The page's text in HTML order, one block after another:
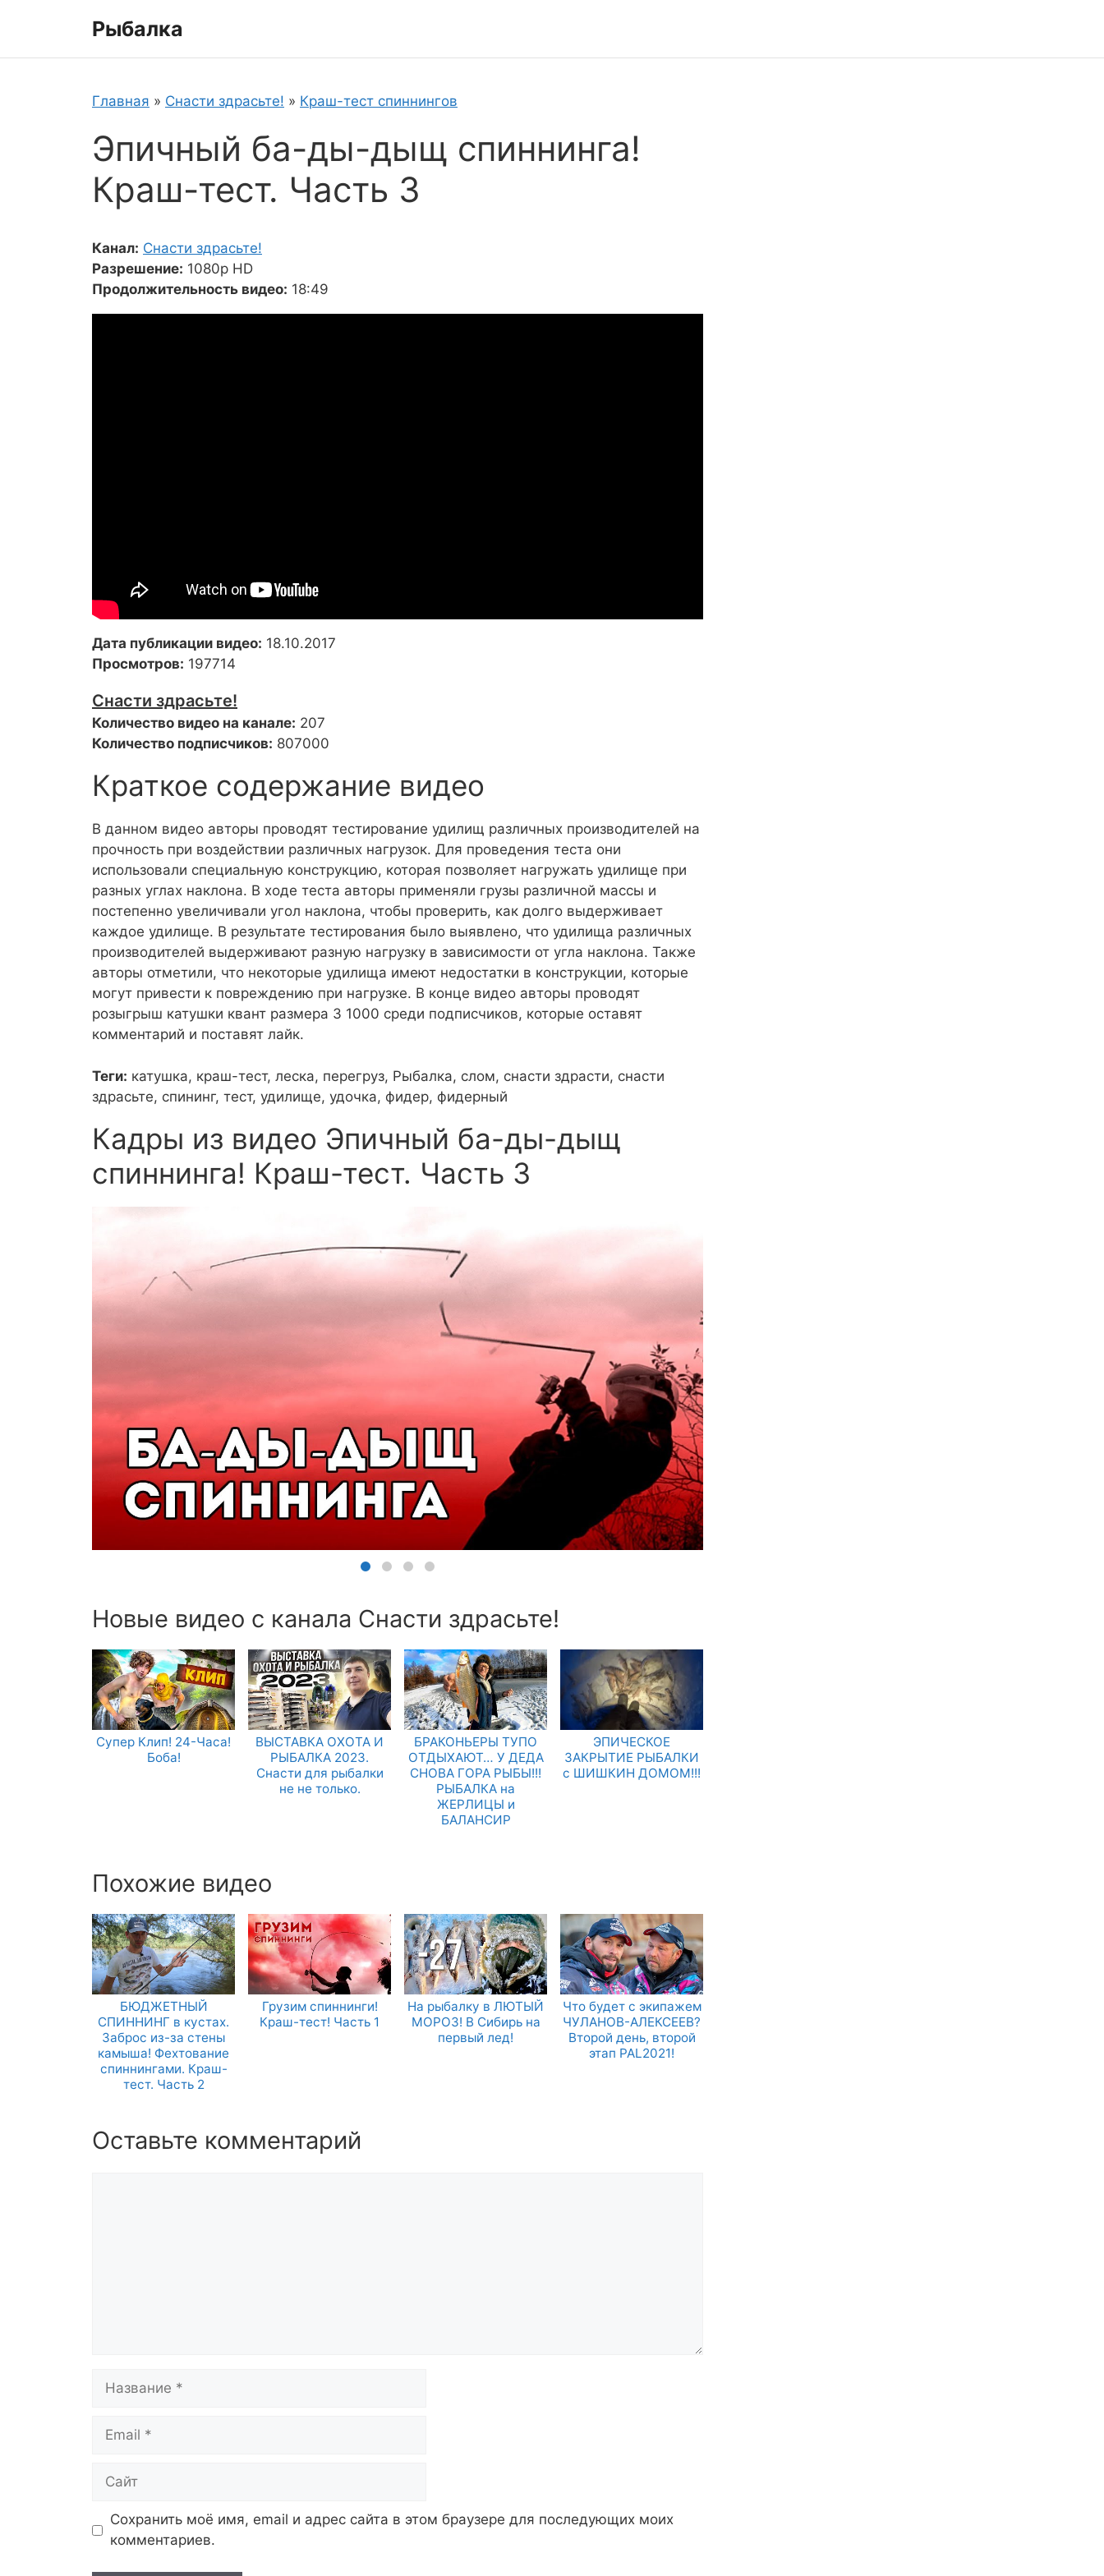
Рыбалка
Главная » Снасти здрасьте! » Краш-тест спиннингов
Эпичный ба-ды-дыщ спиннинга!
Краш-тест. Часть 3
Канал: Снасти здрасьте!
Разрешение: 1080p HD
Продолжительность видео: 18:49
Дата публикации видео: 18.10.2017
Просмотров: 197714
Снасти здрасьте!
Количество видео на канале: 207
Количество подписчиков: 807000
Краткое содержание видео
В данном видео авторы проводят тестирование удилищ различных производителей на
прочность при воздействии различных нагрузок. Для проведения теста они
использовали специальную конструкцию, которая позволяет нагружать удилище при
разных углах наклона. В ходе теста авторы применяли грузы различной массы и
постепенно увеличивали угол наклона, чтобы проверить, как долго выдерживает
каждое удилище. В результате тестирования было выявлено, что удилища различных
производителей выдерживают разную нагрузку в зависимости от угла наклона. Также
авторы отметили, что некоторые удилища имеют недостатки в конструкции, которые
могут привести к повреждению при нагрузке. В конце видео авторы проводят
розыгрыш катушки квант размера 3 1000 среди подписчиков, которые оставят
комментарий и поставят лайк.
Теги: катушка, краш-тест, леска, перегруз, Рыбалка, слом, снасти здрасти, снасти
здрасьте, спининг, тест, удилище, удочка, фидер, фидерный
Кадры из видео Эпичный ба-ды-дыщ
спиннинга! Краш-тест. Часть 3
Новые видео с канала Снасти здрасьте!
Супер Клип! 24-Часа!
Боба!
ВЫСТАВКА ОХОТА И
РЫБАЛКА 2023.
Снасти для рыбалки
не не только.
БРАКОНЬЕРЫ ТУПО
ОТДЫХАЮТ… У ДЕДА
СНОВА ГОРА РЫБЫ!!!
РЫБАЛКА на
ЖЕРЛИЦЫ и
БАЛАНСИР
ЭПИЧЕСКОЕ
ЗАКРЫТИЕ РЫБАЛКИ
с ШИШКИН ДОМОМ!!!
Похожие видео
БЮДЖЕТНЫЙ
СПИННИНГ в кустах.
Заброс из-за стены
камыша! Фехтование
спиннингами. Краш-
тест. Часть 2
Грузим спиннинги!
Краш-тест! Часть 1
На рыбалку в ЛЮТЫЙ
МОРОЗ! В Сибирь на
первый лед!
Что будет с экипажем
ЧУЛАНОВ-АЛЕКСЕЕВ?
Второй день, второй
этап PAL2021!
Оставьте комментарий
Название
Email
Сайт
Сохранить моё имя, email и адрес сайта в этом браузере для последующих моих
комментариев.